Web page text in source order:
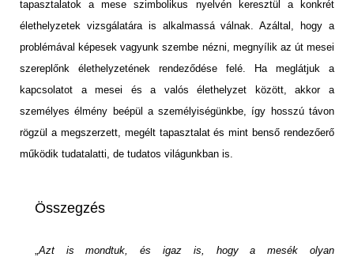
tapasztalatok a mese szimbolikus nyelvén keresztül a konkrét
élethelyzetek vizsgálatára is alkalmassá válnak. Azáltal, hogy a
problémával képesek vagyunk szembe nézni, megnyílik az út mesei
szereplőnk élethelyzetének rendeződése felé. Ha meglátjuk a
kapcsolatot a mesei és a valós élethelyzet között, akkor a
személyes élmény beépül a személyiségünkbe, így hosszú távon
rögzül a megszerzett, megélt tapasztalat és mint benső rendezőerő
működik tudatalatti, de tudatos világunkban is.
Összegzés
Azt is mondtuk, és igaz is, hogy a mesék olyan